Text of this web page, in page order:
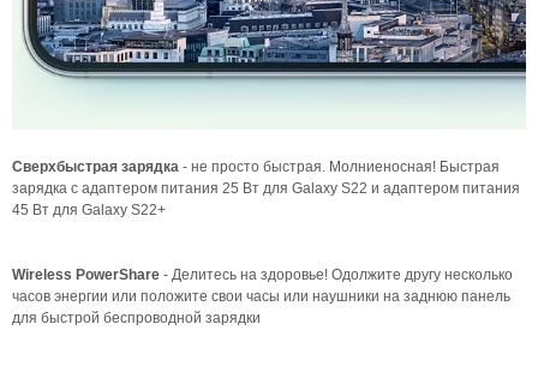
Сверхбыстрая зарядка - не просто быстрая. Молниеносная! Быстрая
зарядка с адаптером питания 25 Вт для Galaxy S22 и адаптером питания
45 Вт для Galaxy S22+
Wireless PowerShare - Делитесь на здоровье! Одолжите другу несколько
часов энергии или положите свои часы или наушники на заднюю панель
для быстрой беспроводной зарядки